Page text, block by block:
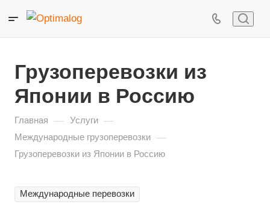
Грузоперевозки из
Японии в Россию
Главная — Услуги —
Международные грузоперевозки —
Грузоперевозки из Японии в Россию
Международные перевозки